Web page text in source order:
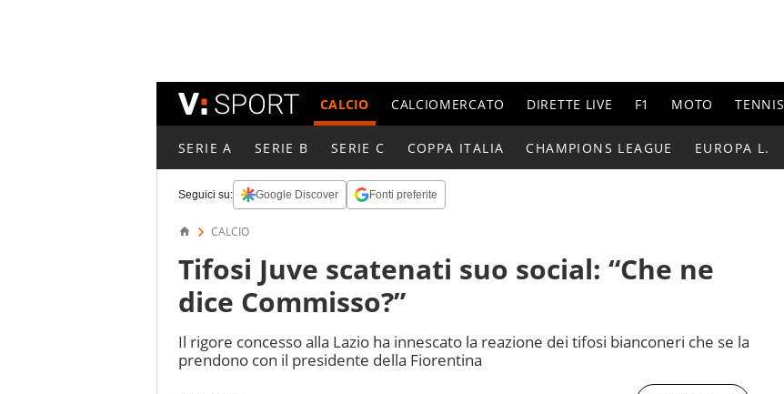
CALCIO CALCIOMERCATO DIRETTE LIVE F1 MOTO TENNIS
SERIE A SERIE B SERIE C COPPA ITALIA CHAMPIONS LEAGUE EUROPA L.
Seguici su: Google Discover Fonti preferite
CALCIO
Tifosi Juve scatenati suo social: “Che ne
dice Commisso?”
Il rigore concesso alla Lazio ha innescato la reazione dei tifosi bianconeri che se la
prendono con il presidente della Fiorentina